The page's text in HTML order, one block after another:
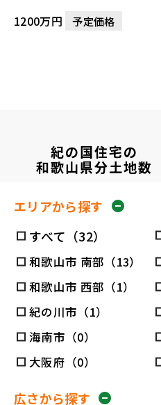
1200万円 予定価格
紀の国住宅の
和歌山県分土地数
エリアから探す
すべて（32）
和歌山市 南部（13）
和歌山市 西部（1）
紀の川市（1）
海南市（0）
大阪府（0）
広さから探す